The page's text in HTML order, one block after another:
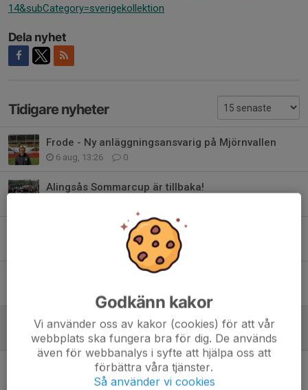
14&subCategory=sverigekollektion
Dela nyhet
Tidigare nyheter
Frode - Ny anläggningsansvarig på Mjörnvallen
6 aug, 13:26 0
Alingsås Sommarcup är tillbaka!
Viktig match för våra herrar ikväll
0
Snart börjar fotbolls-VM!
8 jun, 12:00 0
8-delsfinal i DM på Mjörnvallen ikväll för våra herrar
2 jun, 09:00 0
Godkänn kakor
Vi använder oss av kakor (cookies) för att vår
webbplats ska fungera bra för dig. De används
även för webbanalys i syfte att hjälpa oss att
förbättra våra tjänster.
Så använder vi cookies